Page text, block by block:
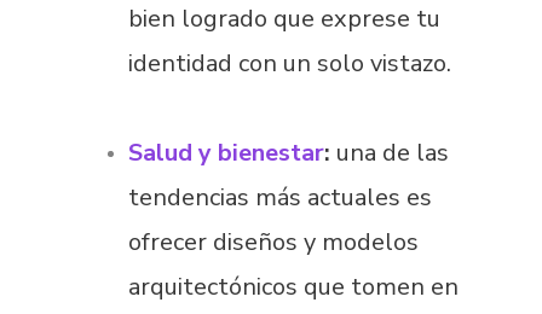
bien logrado que exprese tu
identidad con un solo vistazo.
Salud y bienestar: una de las
tendencias más actuales es
ofrecer diseños y modelos
arquitectónicos que tomen en